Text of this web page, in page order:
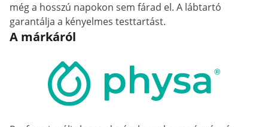
még a hosszú napokon sem fárad el. A lábtartó
garantálja a kényelmes testtartást.
A márkáról